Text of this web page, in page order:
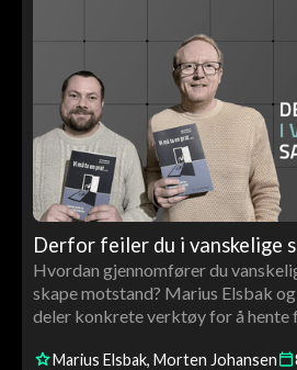
Derfor feiler du i vanskelige
Hvordan gjennomfører du
skape motstand? Marius Elsbak
deler konkrete verktøy for å
Marius Elsbak Morten Johansen